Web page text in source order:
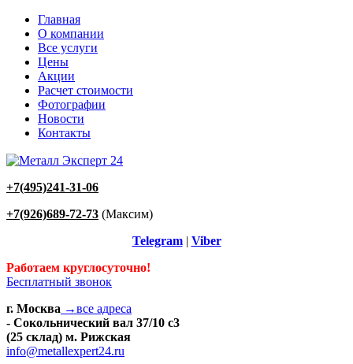
Главная
О компании
Все услуги
Цены
Акции
Расчет стоимости
Фотографии
Новости
Контакты
+7(495)241-31-06
+7(926)689-72-73 (Максим)
Telegram| Viber
Работаем круглосуточно!
Бесплатный звонок
г. Москва →все адреса
- Сокольнический вал 37/10 с3
(25 склад) м. Рижская
info@metallexpert24.ru